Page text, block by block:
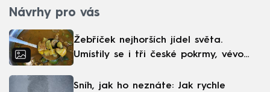
Návrhy pro vás
Žebříček nejhorších jídel světa.
Umístily se i tři české pokrmy, vévodí
Sníh, jak ho neznáte: Jak rychle